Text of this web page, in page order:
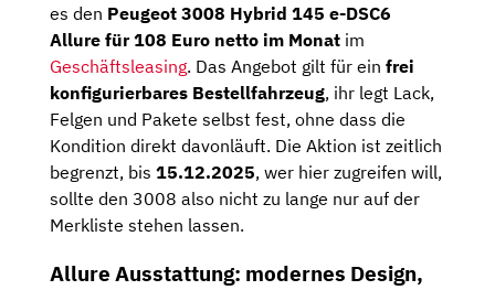
es den Peugeot 3008 Hybrid 145 e-DSC6
Allure für 108 Euro netto im Monat im
Geschäftsleasing. Das Angebot gilt für ein frei
konfigurierbares Bestellfahrzeug, ihr legt Lack,
Felgen und Pakete selbst fest, ohne dass die
Kondition direkt davonläuft. Die Aktion ist zeitlich
begrenzt, bis 15.12.2025, wer hier zugreifen will,
sollte den 3008 also nicht zu lange nur auf der
Merkliste stehen lassen.
Allure Ausstattung: modernes Design,